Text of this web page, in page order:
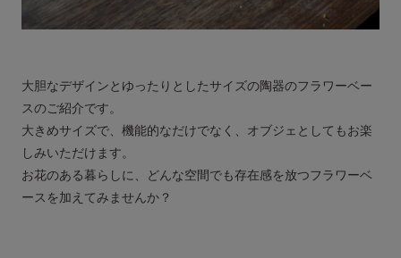
大胆なデザインとゆったりとしたサイズの陶器のフラワーベー
スのご紹介です。
大きめサイズで、機能的なだけでなく、オブジェとしてもお楽
しみいただけます。
お花のある暮らしに、どんな空間でも存在感を放つフラワーベ
ースを加えてみませんか？